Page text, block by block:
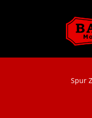
Spur